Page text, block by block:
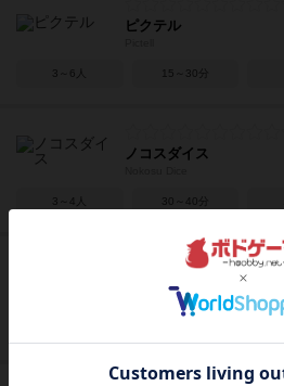
ピクテル
3～6人 15～30分
ノコスダイス
3～4人 30～40分
ハンザ・テウトニカ
Hansa Teutonica